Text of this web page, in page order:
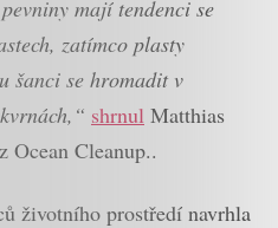
mají tendenci se
zatímco plasty
šanci se hromadit v
shrnul Matthias
Ocean Cleanup..
životního prostředí navrhla